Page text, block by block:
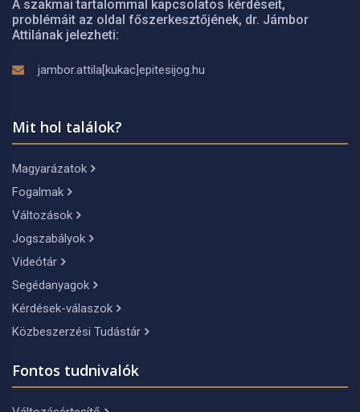
A szakmai tartalommal kapcsolatos kérdéseit,
problémáit az oldal főszerkesztőjének, dr. Jámbor
Attilának jelezheti:
jambor.attila[kukac]epitesijog.hu
Mit hol találok?
Magyarázatok
Fogalmak
Változások
Jogszabályok
Videótár
Segédanyagok
Kérdések-válaszok
Közbeszerzési Tudástár
Fontos tudnivalók